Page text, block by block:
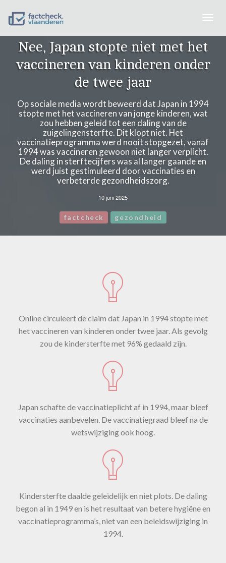
Nee, Japan stopte niet met het
vaccineren van kinderen onder
de twee jaar
Op sociale media wordt beweerd dat Japan in 1994
stopte met het vaccineren van jonge kinderen, wat
zou hebben geleid tot een daling van de
zuigelingensterfte. Dit klopt niet. Het
vaccinatieprogramma werd nooit stopgezet, vanaf
1994 was vaccineren gewoon niet langer verplicht.
De daling in sterftecijfers was al langer gaande en
werd juist gestimuleerd door vaccinaties en
verbeterde gezondheidszorg.
10 juni 2025
factcheck gezondheid
Online circuleert de claim dat Japan in 1994 stopte met
het vaccineren van kinderen onder twee jaar. Als gevolg
zou de kindersterfte met 96% gedaald zijn.
Japan schafte de vaccinatieplicht af in 1994, maar bleef
vaccinaties aanbevelen. De vaccinatiegraad bleef na de
wetswijziging ook hoog.
Kindersterfte daalde geleidelijk en niet plots. De daling
begon al in 1949 en is het resultaat van betere hygiëne en
vaccinatieprogramma’s, niet van een beleidswijziging in
1994.